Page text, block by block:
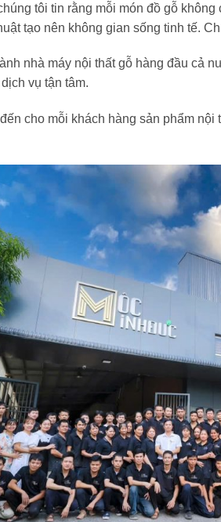
tôi tin rằng mỗi món đồ gỗ không
tạo nên không gian sống tinh tế.
nhà máy nội thất gỗ hàng đầu cả
vụ tận tâm.
cho mỗi khách hàng sản phẩm